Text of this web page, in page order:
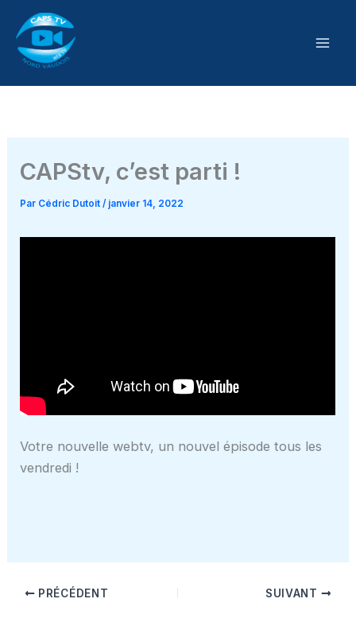
contenu
CAPStv, c’est parti !
Par Cédric Dutoit/ janvier 14, 2022
Votre nouvelle webtv, un nouvel épisode tous les
vendredi !
PRÉCÉDENT SUIVANT